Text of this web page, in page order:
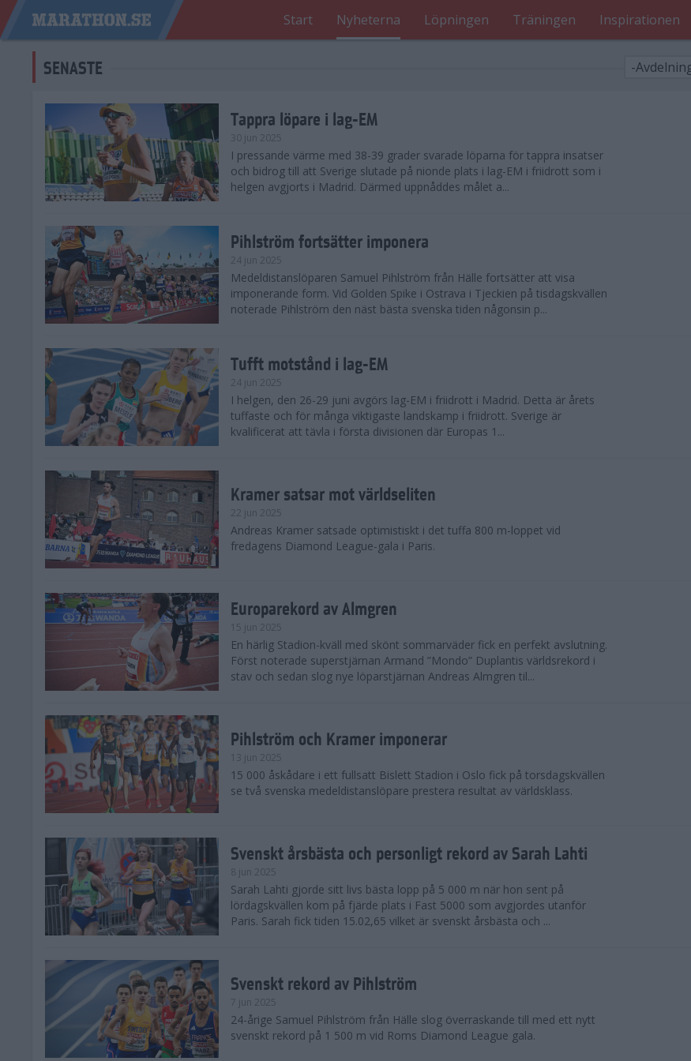
Start Nyheterna Löpningen Träningen Inspirationen
SENASTE
Tappra löpare i lag-EM
30 jun 2025
I pressande värme med 38-39 grader svarade löparna för tappra insatser
och bidrog till att Sverige slutade på nionde plats i lag-EM i friidrott som i
helgen avgjorts i Madrid. Därmed uppnåddes målet a...
Pihlström fortsätter imponera
24 jun 2025
Medeldistanslöparen Samuel Pihlström från Hälle fortsätter att visa
imponerande form. Vid Golden Spike i Ostrava i Tjeckien på tisdagskvällen
noterade Pihlström den näst bästa svenska tiden någonsin p...
Tufft motstånd i lag-EM
24 jun 2025
I helgen, den 26-29 juni avgörs lag-EM i friidrott i Madrid. Detta är årets
tuffaste och för många viktigaste landskamp i friidrott. Sverige är
kvalificerat att tävla i första divisionen där Europas 1...
Kramer satsar mot världseliten
22 jun 2025
Andreas Kramer satsade optimistiskt i det tuffa 800 m-loppet vid
fredagens Diamond League-gala i Paris.
Europarekord av Almgren
15 jun 2025
En härlig Stadion-kväll med skönt sommarväder fick en perfekt avslutning.
Först noterade superstjärnan Armand ”Mondo” Duplantis världsrekord i
stav och sedan slog nye löparstjärnan Andreas Almgren til...
Pihlström och Kramer imponerar
13 jun 2025
15 000 åskådare i ett fullsatt Bislett Stadion i Oslo fick på torsdagskvällen
se två svenska medeldistanslöpare prestera resultat av världsklass.
Svenskt årsbästa och personligt rekord av Sarah Lahti
8 jun 2025
Sarah Lahti gjorde sitt livs bästa lopp på 5 000 m när hon sent på
lördagskvällen kom på fjärde plats i Fast 5000 som avgjordes utanför
Paris. Sarah fick tiden 15.02,65 vilket är svenskt årsbästa och ...
Svenskt rekord av Pihlström
7 jun 2025
24-årige Samuel Pihlström från Hälle slog överraskande till med ett nytt
svenskt rekord på 1 500 m vid Roms Diamond League gala.